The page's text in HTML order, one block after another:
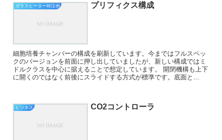
ガラスヒーター特注例 プリフィクス構成
細胞培養チャンバーの構成を刷新しています。今まではフルスペッ
クのバージョンを前面に押し出していましたが、新しい構成ではミ
ドルクラスを中心に据えることで想定しています。 開閉機構も上下
に開くのではなく前後にスライドする方式が標準です。底面と...
ビジネス CO2コントローラ